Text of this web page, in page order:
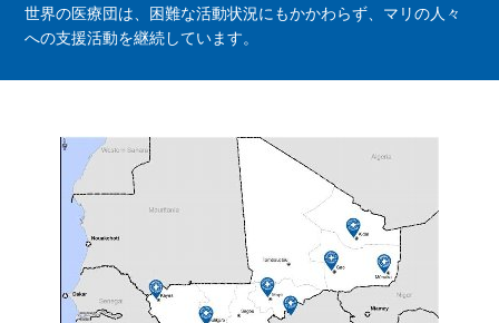
世界の医療団は、困難な活動状況にもかかわらず、マリの人々
への支援活動を継続しています。